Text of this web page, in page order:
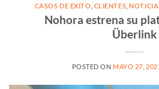
CASOS DE EXITO CLIENTES ,
Nohora estrena su
Überlink
POSTED ON MAYO 27,